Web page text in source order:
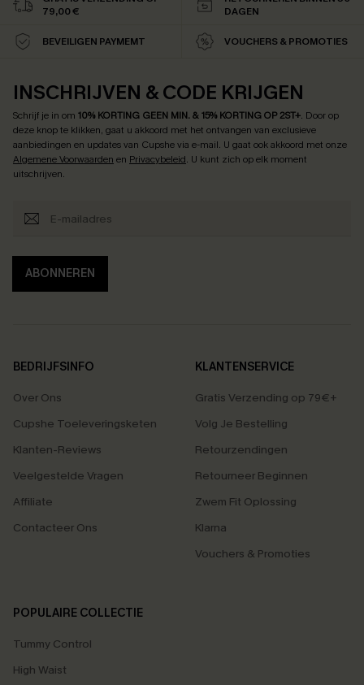
79,00 €
DAGEN
BEVEILIGEN PAYMEMT VOUCHERS & PROMOTIES
INSCHRIJVEN & CODE KRIJGEN
Schrijf je in om 10% KORTING GEEN MIN. & 15% KORTING OP 2ST+. Door op
deze knop te klikken, gaat u akkoord met het ontvangen van exclusieve
aanbiedingen en updates van Cupshe via e-mail. U gaat ook akkoord met onze
Algemene Voorwaarden en Privacybeleid. U kunt zich op elk moment
uitschrijven.
ABONNEREN
BEDRIJFSINFO
Over Ons
Cupshe Toeleveringsketen
Klanten-Reviews
Veelgestelde Vragen
Affiliate
Contacteer Ons
KLANTENSERVICE
Gratis Verzending op 79€+
Volg Je Bestelling
Retourzendingen
Retourneer Beginnen
Zwem Fit Oplossing
Klarna
Vouchers & Promoties
POPULAIRE COLLECTIE
Tummy Control
High Waist